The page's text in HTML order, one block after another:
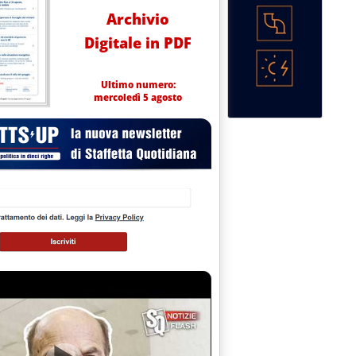
Archivio
Digitale in PDF
Ultimo numero:
mercoledì 5 agosto